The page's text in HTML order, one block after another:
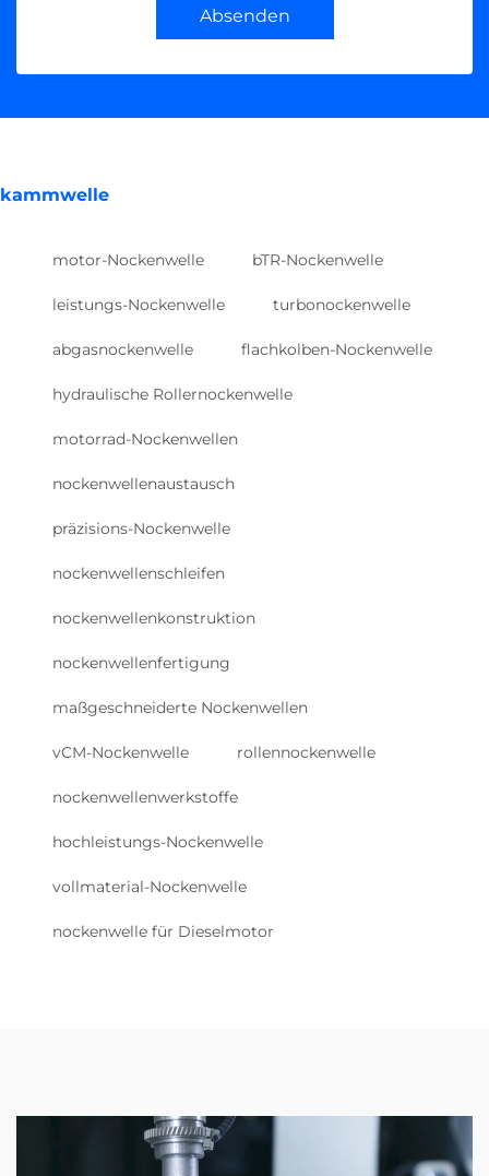
Absenden
kammwelle
motor-Nockenwelle bTR-Nockenwelle
leistungs-Nockenwelle turbonockenwelle
abgasnockenwelle flachkolben-Nockenwelle
hydraulische Rollernockenwelle
motorrad-Nockenwellen
nockenwellenaustausch
präzisions-Nockenwelle
nockenwellenschleifen
nockenwellenkonstruktion
nockenwellenfertigung
maßgeschneiderte Nockenwellen
vCM-Nockenwelle rollennockenwelle
nockenwellenwerkstoffe
hochleistungs-Nockenwelle
vollmaterial-Nockenwelle
nockenwelle für Dieselmotor